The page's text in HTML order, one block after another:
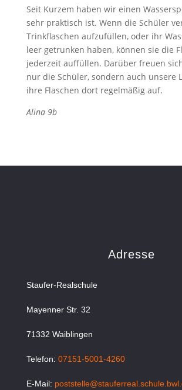
Seit Kurzem haben wir einen
sehr praktisch ist. Wenn die Schüler
Trinkflaschen aufzufüllen, oder ihr
leer getrunken haben, können sie die
jederzeit auffüllen. Darüber freuen
nur die Schüler, sondern auch unsere
ihre Flaschen dort regelmäßig auf.
Alina 9b
Adresse
Staufer-Realschule
Mayenner Str. 32
71332 Waiblingen
Telefon: 07151-5001-4260
E-Mail: